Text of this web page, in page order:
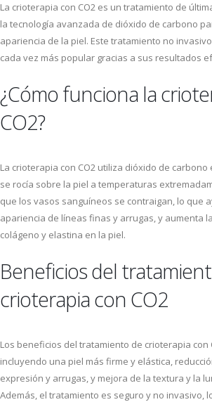
La crioterapia con CO2 es un tratamiento de
la tecnología avanzada de dióxido de carbono
apariencia de la piel. Este tratamiento no
cada vez más popular gracias a sus resultados
¿Cómo funciona la
CO2?
La crioterapia con CO2 utiliza dióxido de
se rocía sobre la piel a temperaturas
que los vasos sanguíneos se contraigan, lo que
apariencia de líneas finas y arrugas, y aumenta
colágeno y elastina en la piel.
Beneficios del
crioterapia con CO2
Los beneficios del tratamiento de crioterapia con
incluyendo una piel más firme y elástica,
expresión y arrugas, y mejora de la textura y la
Además, el tratamiento es seguro y no invasivo,